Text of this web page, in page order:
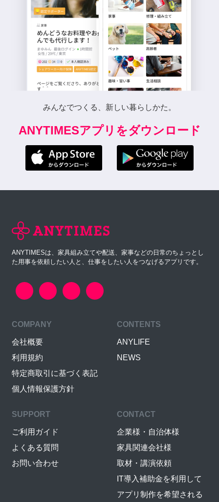
みんなでつくる、新しい暮らしかた。
ANYTIMESアプリをダウンロード
ANYTIMESは、家具組み立てや配送、家事などの日常のちょっとし
た用事を依頼したい人と、仕事をしたい人をつなげるアプリです。
COMPANY
会社概要
利用規約
特定商取引に基づく表記
個人情報保護方針
CONTENTS
ANYLIFE
NEWS
SUPPORT
ご利用ガイド
よくある質問
お問い合わせ
CONTACT
企業様・自治体様
家具関連会社様
取材・講演依頼
IT導入補助金を利用して
アプリ制作を希望される